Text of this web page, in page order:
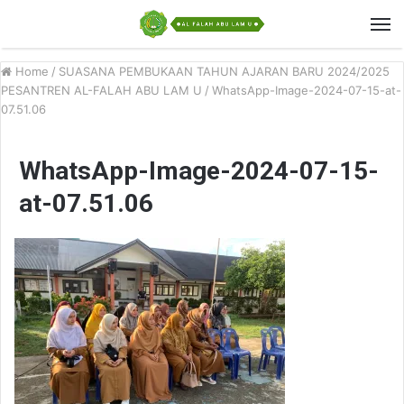
Home / SUASANA PEMBUKAAN TAHUN AJARAN BARU 2024/2025
PESANTREN AL-FALAH ABU LAM U / WhatsApp-Image-2024-07-15-at-
07.51.06
WhatsApp-Image-2024-07-15-
at-07.51.06